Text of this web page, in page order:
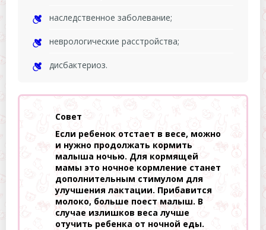
наследственное заболевание;
неврологические расстройства;
дисбактериоз.
Совет
Если ребенок отстает в весе, можно
и нужно продолжать кормить
малыша ночью. Для кормящей
мамы это ночное кормление станет
дополнительным стимулом для
улучшения лактации. Прибавится
молоко, больше поест малыш. В
случае излишков веса лучше
отучить ребенка от ночной еды.